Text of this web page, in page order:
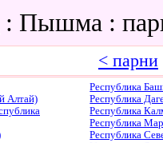
: Пышма :
< парни
Республика
Алтай)
Республика
Республика
Республика
Республика